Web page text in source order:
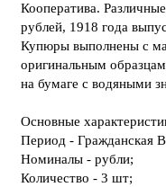
Кооператива.
рублей, 1918 года
Купюры выполнены с
оригинальным
на бумаге с водяными
Основные
Период - Гражданская
Номиналы - рубли;
Количество - 3 шт;